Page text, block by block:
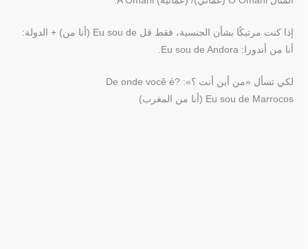
إذا كنت مرتبكًا بشأن الجنسية، فقط قل Eu sou de (أنا من) + الدولة:
أنا من أندورا: Eu sou de Andora.
لكي تسأل «من أين أنت ؟»: ?De onde você é
Eu sou de Marrocos (أنا من المغرب)